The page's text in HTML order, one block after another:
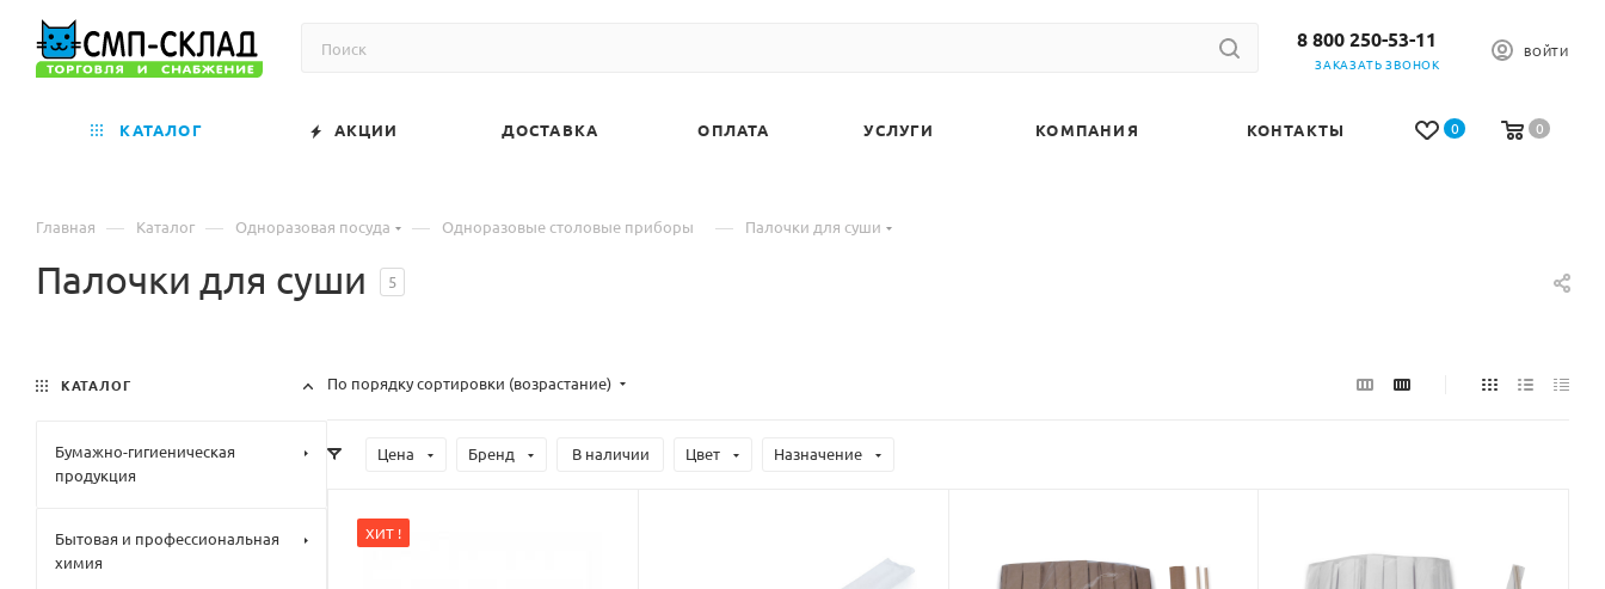
8 800 250-53-11
ЗАКАЗАТЬ ЗВОНОК
ВОЙТИ
0 0
КАТАЛОГ АКЦИИ ДОСТАВКА ОПЛАТА УСЛУГИ КОМПАНИЯ КОНТАКТЫ
Главная — Каталог — Одноразовая посуда — Одноразовые столовые приборы — Палочки для суши
Палочки для суши 5
По порядку сортировки (возрастание)
Цена Бренд В наличии Цвет Назначение
ХИТ !
КАТАЛОГ
Бумажно-гигиеническая
продукция
Бытовая и профессиональная
химия